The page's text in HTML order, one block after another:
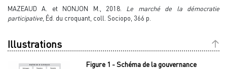
MAZEAUD A. et NONJON M., 2018. Le marché de la démocratie
participative , Éd. du croquant, coll. Sociopo, 366 p.
Illustrations
Figure 1 - Schéma de la gouvernance